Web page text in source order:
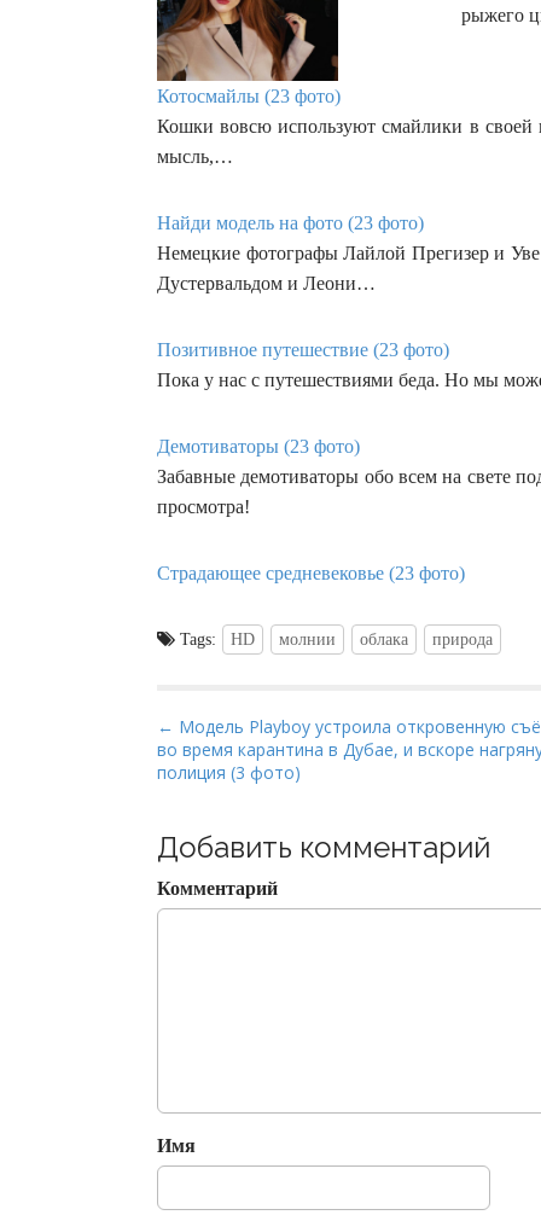
рыжего
Котосмайлы (23 фото)
Кошки вовсю используют смайлики в своей
мысль,…
Найди модель на фото (23 фото)
Немецкие фотографы Лайлой Прегизер и
Дустервальдом и Леони…
Позитивное путешествие (23 фото)
Пока у нас с путешествиями беда. Но мы
Демотиваторы (23 фото)
Забавные демотиваторы обо всем на свете
просмотра!
Страдающее средневековье (23 фото)
Tags: HD молнии облака природа
P
o
n
a
v
o
n
← Модель Playboy устроила откровенную
во время карантина в Дубае, и вскоре
полиция (3 фото)
Добавить комментарий
Комментарий
Имя